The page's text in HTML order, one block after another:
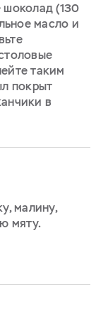
шоколад (130
масло и
таким
покрыт
в
малину,
мяту.